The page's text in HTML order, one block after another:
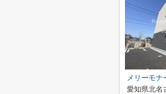
メリーモナ
愛知県北名